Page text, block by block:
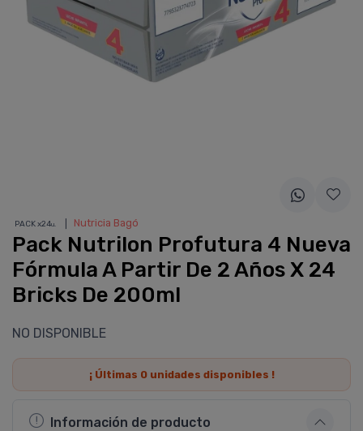
PACK x24u. Nutricia Bagó
Pack Nutrilon Profutura 4 Nueva
Fórmula A Partir De 2 Años X 24
Bricks De 200ml
NO DISPONIBLE
¡ Últimas 0unidades disponibles !
Información de producto